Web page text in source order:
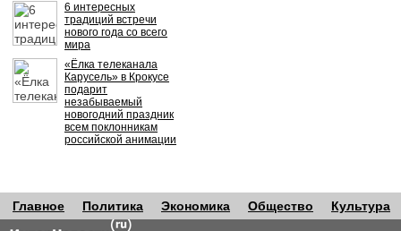
6 интересных
традиций встречи
нового года со всего
мира
«Ёлка телеканала
Карусель» в Крокусе
подарит
незабываемый
новогодний праздник
всем поклонникам
российской анимации
Главное Политика Экономика Общество Культура